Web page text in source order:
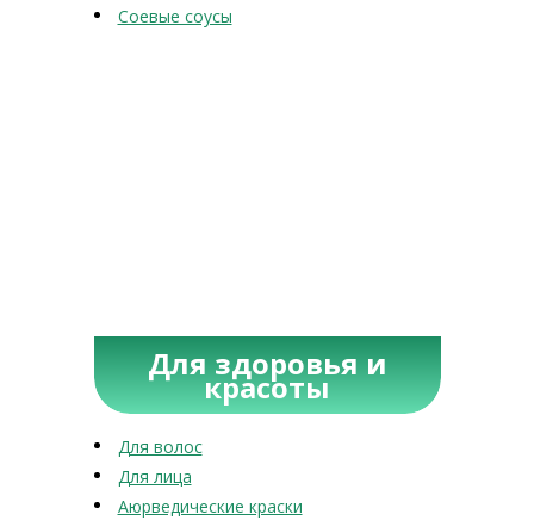
Соевые соусы
Для здоровья и
красоты
Для волос
Для лица
Аюрведические краски